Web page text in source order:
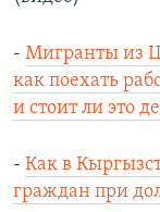
- Мигранты из
как поехать
и стоит ли это
- Как в
граждан при